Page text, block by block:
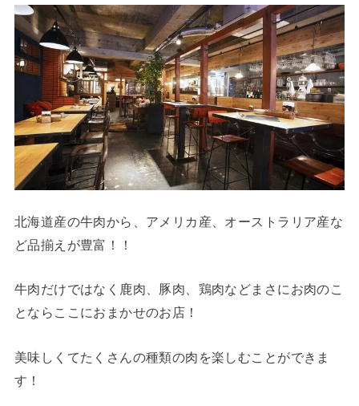
北海道産の牛肉から、アメリカ産、オーストラリア産な
ど品揃えが豊富！！
牛肉だけではなく鹿肉、豚肉、鶏肉などまさにお肉のこ
とならここにおまかせのお店！
美味しくてたくさんの種類の肉を楽しむことができま
す！